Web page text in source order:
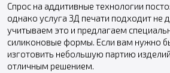
Спрос на аддитивные технологии
однако услуга 3Д печати подходит не
учитываем это и предлагаем
силиконовые формы. Если вам нужно
изготовить небольшую партию
отличным решением.